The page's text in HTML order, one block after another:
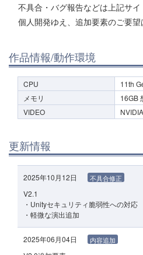
不具合・バグ報告などは上記サイ
個人開発ゆえ、追加要素のご要
作品情報/動作環境
CPU
11th
メモリ
16GB
VIDEO
更新情報
2025年10月12日 不具合修正
V2.1
・Unityセキュリティ脆弱性への対応
・軽微な演出追加
2025年06月04日 内容追加